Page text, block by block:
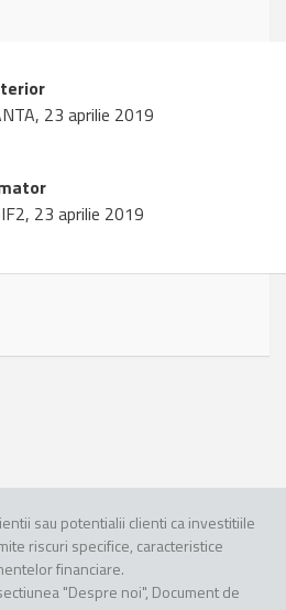
23 aprilie 2019
23 aprilie 2019
sau potentialii clienti ca investitiile
riscuri specifice, caracteristice
financiare.
"Despre noi", Document de